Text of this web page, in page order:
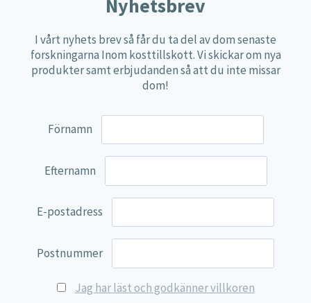
100% Natural
EVP Nutrition
Multi Nutrient
Lamberts
Svenska Örtmedicinska Institutet
Kenkou Selfcare
Nyhetsbrev
I vårt nyhets brev så får du ta del av dom senaste
forskningarna Inom kosttillskott. Vi skickar om nya
produkter samt erbjudanden så att du inte missar
dom!
Förnamn
Efternamn
E-postadress
Postnummer
Jag har läst och godkänner villkoren